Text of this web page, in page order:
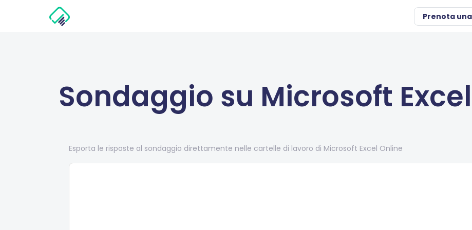
Prenota
Sondaggio su Microsoft Excel
Esporta le risposte al sondaggio direttamente nelle cartelle di lavoro di Microsoft Excel Online